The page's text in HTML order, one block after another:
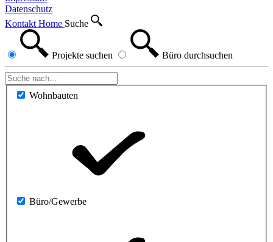
Datenschutz
Kontakt Home Suche
Projekte suchen Büro durchsuchen
Wohnbauten
Büro/Gewerbe